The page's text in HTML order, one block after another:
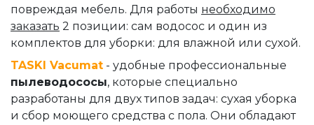
повреждая мебель. Для работы необходимо
заказать 2 позиции: сам водосос и один из
комплектов для уборки: для влажной или сухой.
TASKI Vacumat - удобные профессиональные
пылеводососы, которые специально
разработаны для двух типов задач: сухая уборка
и сбор моющего средства с пола. Они обладают